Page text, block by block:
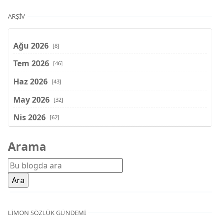
ARŞIV
Ağu 2026 [8]
Tem 2026 [46]
Haz 2026 [43]
May 2026 [32]
Nis 2026 [62]
Şub 2026
Oca 2026 [72]
Ara 2025
Kas 2025
Arama
LIMON SÖZLÜK GÜNDEMI